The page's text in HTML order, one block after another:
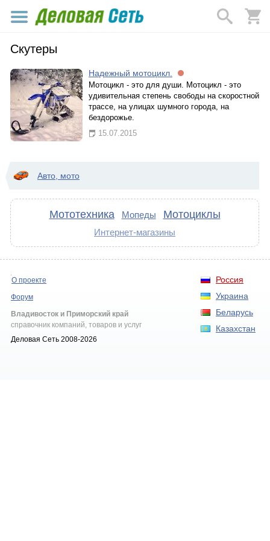
Скутеры
Надежный мотоцикл.
Мотоцикл - это для души. Мотоцикл - это
удивительная степень свободы на скоростной
трассе, на улицах шумного города, на
бездорожье.
15.07.2015
Авто, мото
Мототехника Мопеды Мотоциклы
Интернет-магазины
Россия
Украина
Беларусь
Казахстан
О проекте
Форум
Владивосток и Приморский край
справочник компаний, товаров и услуг
Деловая Сеть 2008-2026